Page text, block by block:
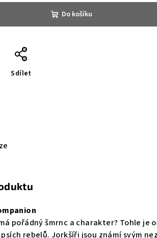
Do košíku
Sdílet
pořádný šmrnc a charakter? Tohle
rebelů. Jorkšíři jsou známí svým